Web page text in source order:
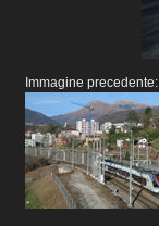
Immagine precedente: